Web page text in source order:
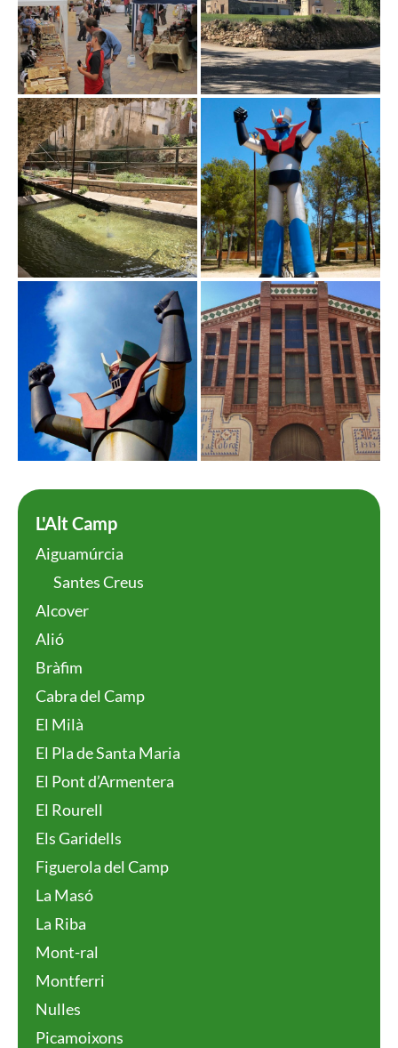
L'Alt Camp
Aiguamúrcia
Santes Creus
Alcover
Alió
Bràfim
Cabra del Camp
El Milà
El Pla de Santa Maria
El Pont d’Armentera
El Rourell
Els Garidells
Figuerola del Camp
La Masó
La Riba
Mont-ral
Montferri
Nulles
Picamoixons